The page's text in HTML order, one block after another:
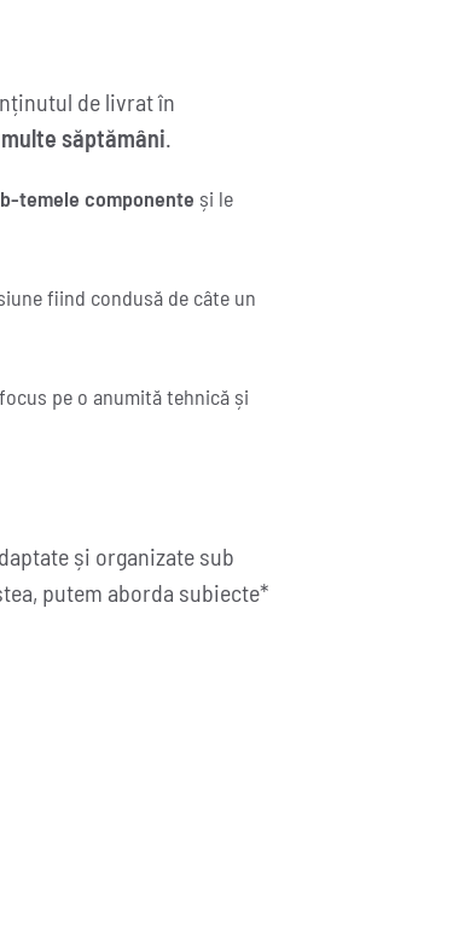
de livrat în
săptămâni
temele componente și le
fiind condusă de câte un
pe o anumită tehnică și
și organizate sub
putem aborda subiecte*